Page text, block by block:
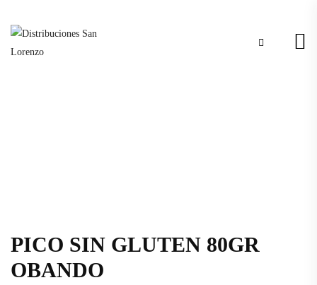
PICO SIN GLUTEN 80GR
OBANDO